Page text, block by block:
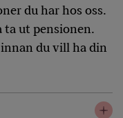
du har hos oss.
ta ut pensionen.
du vill ha din